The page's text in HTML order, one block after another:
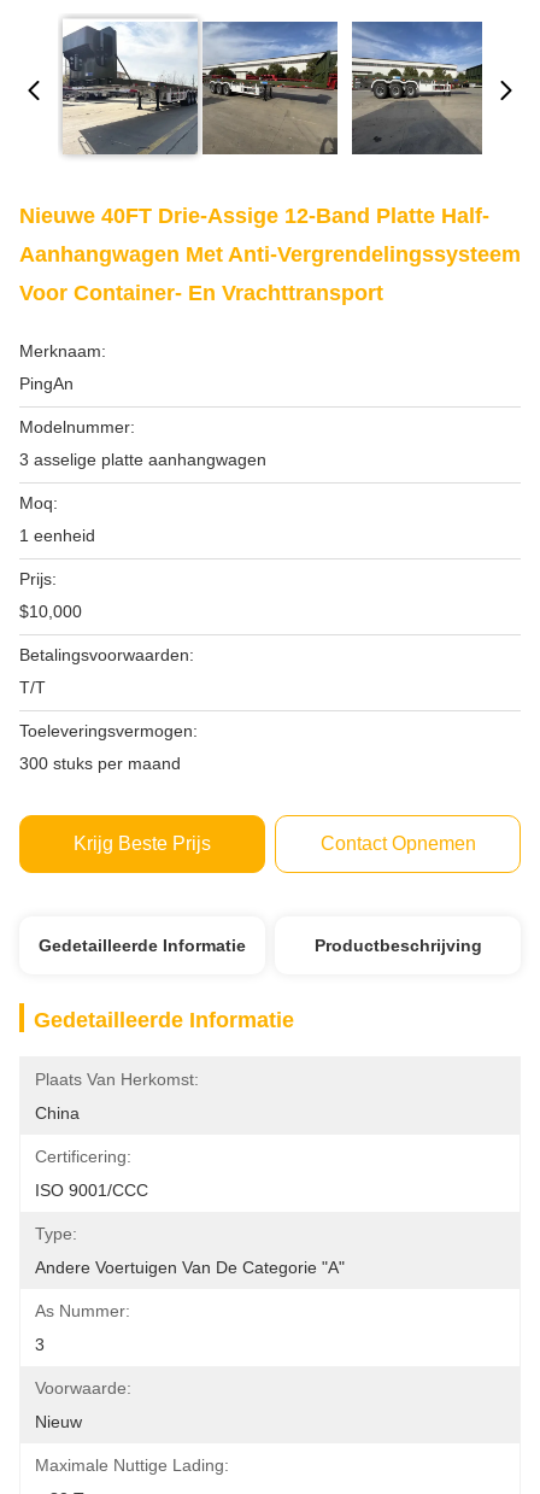
Nieuwe 40FT Drie-Assige 12-Band Platte Half-
Aanhangwagen Met Anti-Vergrendelingssysteem
Voor Container- En Vrachttransport
Merknaam:
PingAn
Modelnummer:
3 asselige platte aanhangwagen
Moq:
1 eenheid
Prijs:
$10,000
Betalingsvoorwaarden:
T/T
Toeleveringsvermogen:
300 stuks per maand
Krijg Beste Prijs Contact Opnemen
Gedetailleerde Informatie Productbeschrijving
Gedetailleerde Informatie
Plaats Van Herkomst:
China
Certificering:
ISO 9001/CCC
Type:
Andere Voertuigen Van De Categorie "A"
As Nummer:
3
Voorwaarde:
Nieuw
Maximale Nuttige Lading: